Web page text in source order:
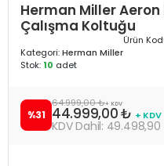
Herman Miller Aeron
Çalışma Koltuğu
Kategori:Herman Miller
Ürün
Stok: 10 adet
%31
64.999,00 ₺+ KDV
44.999,00 ₺ + KDV